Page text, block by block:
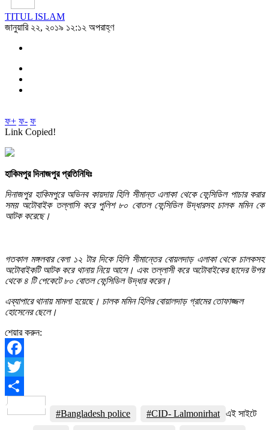
TITUL ISLAM
জানুয়ারি ২২, ২০১৯ ১২:১২ অপরাহ্ণ
ফ+ ফ- ফ
Link Copied!
হাকিমপুর দিনাজপুর প্রতিনিধিঃ
দিনাজপুর হাকিমপুরে অভিনব কায়দায় হিলি সীমান্ত এলাকা থেকে ফেন্সিডিল পাচার করার
সময় অটোবাইক তল্লাসি করে পুলিশ ৮০ বোতল ফেন্সিডিল উদ্ধারসহ চালক মমিন কে
আটক করেছে।
গতকাল মঙ্গলবার বেলা ১২ টার দিকে হিলি সীমান্তের বোয়লদাড় এলাকা থেকে চালকসহ
অটোবাইকটি আটক করে থানায় নিয়ে আসে। এবং তল্লাসী করে অটোবাইকের ছাদের উপর
থেকে ৪ টি পেকেটে ৮০ বোতল ফেন্সিডিল উদ্ধার করেন।
এব্যাপারে থানায় মামলা হয়েছে। চালক মমিন হিলির বোয়ালদাড় গ্রামের তোফাজ্জল
হোসেনের ছেলে।
শেয়ার করুন:
Facebook
Twitter
#Bangladesh police
#CID- Lalmonirhat এই সাইটে